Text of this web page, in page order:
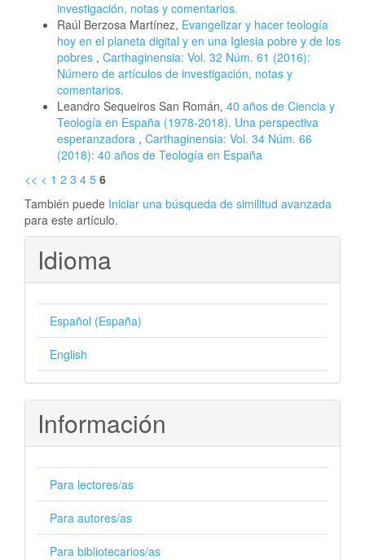
investigación, notas y comentarios.
Raúl Berzosa Martínez, Evangelizar y hacer teología
hoy en el planeta digital y en una Iglesia pobre y de los
pobres , Carthaginensia: Vol. 32 Núm. 61 (2016):
Número de artículos de investigación, notas y
comentarios.
Leandro Sequeiros San Román, 40 años de Ciencia y
Teología en España (1978-2018). Una perspectiva
esperanzadora , Carthaginensia: Vol. 34 Núm. 66
(2018): 40 años de Teología en España
<< < 1 2 3 4 5 6
También puede Iniciar una búsqueda de similitud avanzada
para este artículo.
Idioma
Español (España)
English
Información
Para lectores/as
Para autores/as
Para bibliotecarios/as